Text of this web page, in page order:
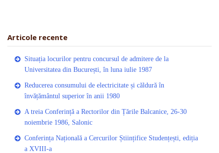
Articole recente
Situația locurilor pentru concursul de admitere de la
Universitatea din București, în luna iulie 1987
Reducerea consumului de electricitate și căldură în
învățământul superior în anii 1980
A treia Conferință a Rectorilor din Țările Balcanice, 26-30
noiembrie 1986, Salonic
Conferința Națională a Cercurilor Științifice Studențești, ediția
a XVIII-a